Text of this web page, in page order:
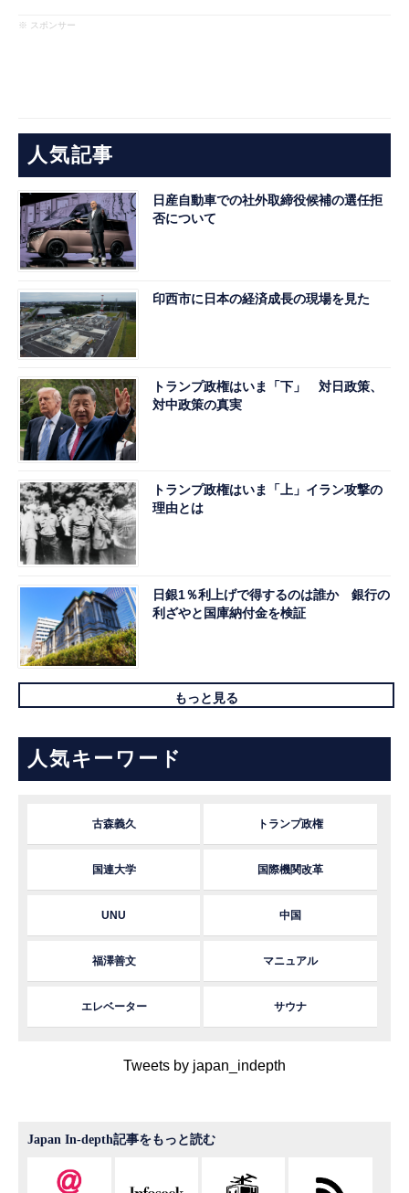
※ スポンサー
人気記事
日産自動車での社外取締役候補の選任拒
否について
印西市に日本の経済成長の現場を見た
トランプ政権はいま「下」 対日政策、
対中政策の真実
トランプ政権はいま「上」イラン攻撃の
理由とは
日銀1％利上げで得するのは誰か 銀行の
利ざやと国庫納付金を検証
もっと見る
人気キーワード
古森義久 トランプ政権
国連大学 国際機関改革
UNU 中国
福澤善文 マニュアル
エレベーター サウナ
Tweets by japan_indepth
Japan In-depth記事をもっと読む